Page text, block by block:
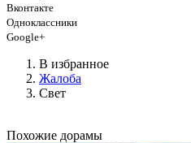
Вконтакте
Одноклассники
Google+
В избранное
Жалоба
Свет
Похожие дорамы